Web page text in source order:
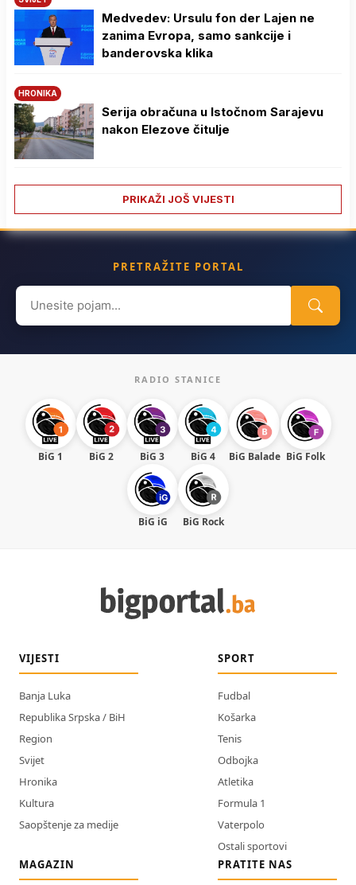
Medvedev: Ursulu fon der Lajen ne
zanima Evropa, samo sankcije i
banderovska klika
HRONIKA
Serija obračuna u Istočnom Sarajevu
nakon Elezove čitulje
PRIKAŽI JOŠ VIJESTI
PRETRAŽITE PORTAL
Search
for:
RADIO STANICE
BiG 1 BiG 2 BiG 3 BiG 4 BiG Balade BiG Folk
BiG iG BiG Rock
VIJESTI
Banja Luka
Republika Srpska / BiH
Region
Svijet
Hronika
Kultura
Saopštenje za medije
SPORT
Fudbal
Košarka
Tenis
Odbojka
Atletika
Formula 1
Vaterpolo
Ostali sportovi
MAGAZIN
PRATITE NAS